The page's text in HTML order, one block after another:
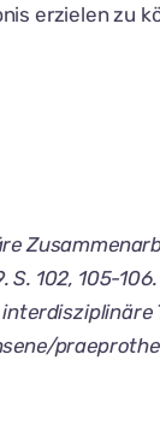
erzielen zu
102, 105-106.